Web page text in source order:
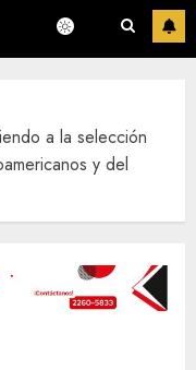
a la selección
y del